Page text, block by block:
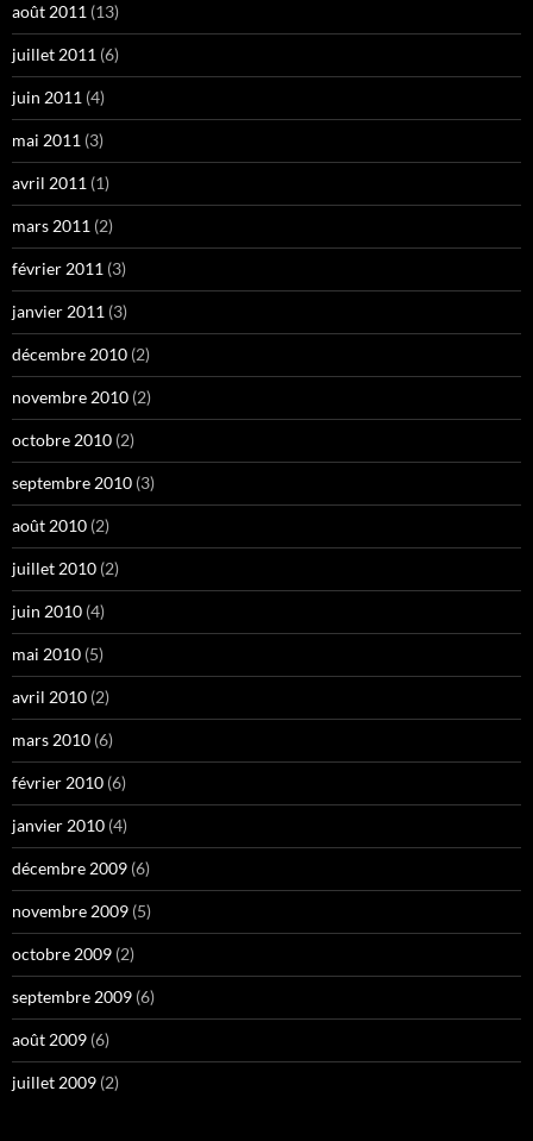
août 2011 (13)
juillet 2011 (6)
juin 2011 (4)
mai 2011 (3)
avril 2011 (1)
mars 2011 (2)
février 2011 (3)
janvier 2011 (3)
décembre 2010 (2)
novembre 2010 (2)
octobre 2010 (2)
septembre 2010 (3)
août 2010 (2)
juillet 2010 (2)
juin 2010 (4)
mai 2010 (5)
avril 2010 (2)
mars 2010 (6)
février 2010 (6)
janvier 2010 (4)
décembre 2009 (6)
novembre 2009 (5)
octobre 2009 (2)
septembre 2009 (6)
août 2009 (6)
juillet 2009 (2)